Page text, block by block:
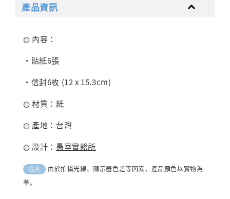
產品資訊
◍ 內容：
・貼紙6張
・信封6枚 (12 x 15.3cm)
◍ 材質：紙
◍ 產地：台灣
◍ 設計： 愚室實驗所
注意
由於拍攝光線、顯示器色差等因素，產品顏色以實物為
準。